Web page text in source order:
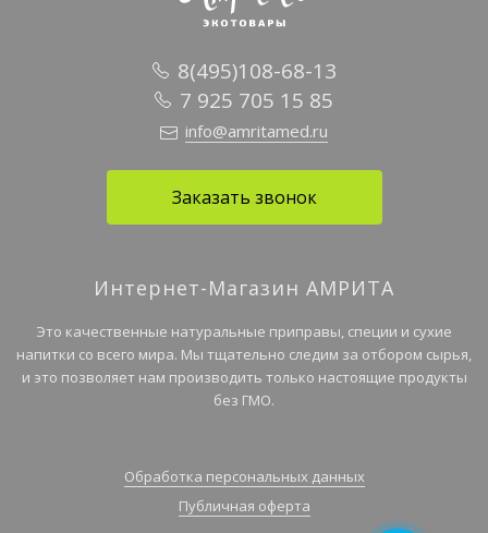
8(495)108-68-13
7 925 705 15 85
info@amritamed.ru
Заказать звонок
Интернет-Магазин АМРИТА
Это качественные натуральные приправы, специи и сухие
напитки со всего мира. Мы тщательно следим за отбором сырья,
и это позволяет нам производить только настоящие продукты
без ГМО.
Обработка персональных данных
Публичная оферта